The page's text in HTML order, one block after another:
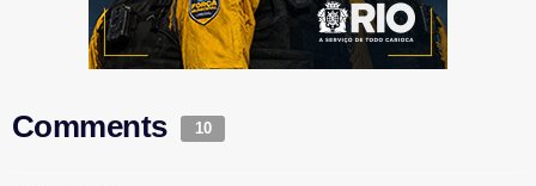
Comments 10